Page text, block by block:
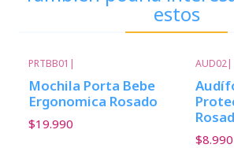
estos
PRTBB01 |
Mochila Porta Bebe
Ergonomica Rosado
$19.990
AUD02|
$8.990